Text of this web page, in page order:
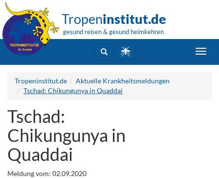
Tropeninstitut.de
gesund reisen & gesund heimkehren
Tropeninstitut.de
Aktuelle Krankheitsmeldungen
Tschad: Chikungunya in Quaddai
Tschad:
Chikungunya in
Quaddai
Meldung vom: 02.09.2020